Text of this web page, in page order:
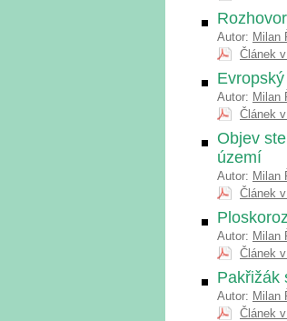
Autor: Milan
Článek
Autor: Milan
Článek
Objev
území
Autor: Milan
Článek
Autor: Milan
Článek
Pakřižák
Autor: Milan
Článek